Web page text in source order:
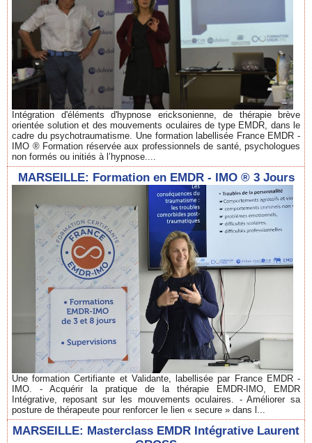
Intégration d'éléments d'hypnose ericksonienne, de thérapie brève
orientée solution et des mouvements oculaires de type EMDR, dans le
cadre du psychotraumatisme. Une formation labellisée France EMDR -
IMO ® Formation réservée aux professionnels de santé, psychologues
non formés ou initiés à l’hypnose....
MARSEILLE: Formation en EMDR - IMO ® 3 Jours
Une formation Certifiante et Validante, labellisée par France EMDR -
IMO. - Acquérir la pratique de la thérapie EMDR-IMO, EMDR
Intégrative, reposant sur les mouvements oculaires. - Améliorer sa
posture de thérapeute pour renforcer le lien « secure » dans l...
MARSEILLE: Masterclass EMDR Intégrative Laurent